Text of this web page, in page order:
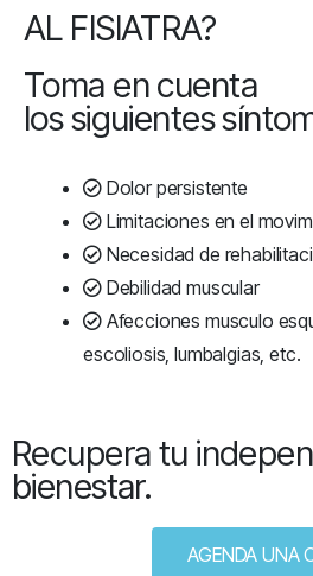
AL FISIATRA?
Toma en cuenta
los siguientes
Dolor persistente
Limitaciones en el
Necesidad de
Debilidad muscular
Afecciones musculo
escoliosis, lumbalgias, etc.
Recupera tu
bienestar.
AGENDA UNA